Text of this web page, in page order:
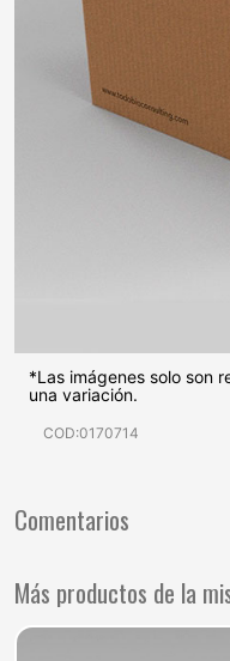
*Las imágenes solo son
una variación.
COD:0170714
Comentarios
Más productos de la